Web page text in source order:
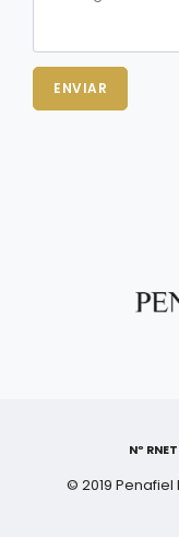
ENVIAR
Nº
© 2019 Penafiel